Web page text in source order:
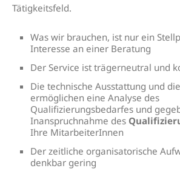
Tätigkeitsfeld.
Was wir brauchen, ist nur ein
Interesse an einer Beratung
Der Service ist trägerneutral und
Die technische Ausstattung und
ermöglichen eine Analyse des
Qualifizierungsbedarfes und
Inanspruchnahme des
Ihre MitarbeiterInnen
Der zeitliche organisatorische
denkbar gering